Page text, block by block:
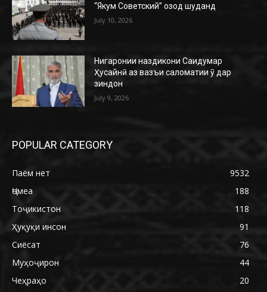
“Якум Советский” озод шуданд
July 10, 2026
Нигаронии наздикони Саидумар
Ҳусайнӣ аз вазъи саломатии ӯ дар
зиндон
July 9, 2026
POPULAR CATEGORY
Паём нет
9532
Ҷомеа
188
Тоҷикистон
118
Ҳуқуқи инсон
91
Сиёсат
76
Муҳоҷирон
44
Чеҳраҳо
20